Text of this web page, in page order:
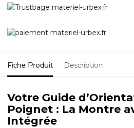
Fiche Produit Description
Votre Guide
Poignet : La Montre
Intégrée